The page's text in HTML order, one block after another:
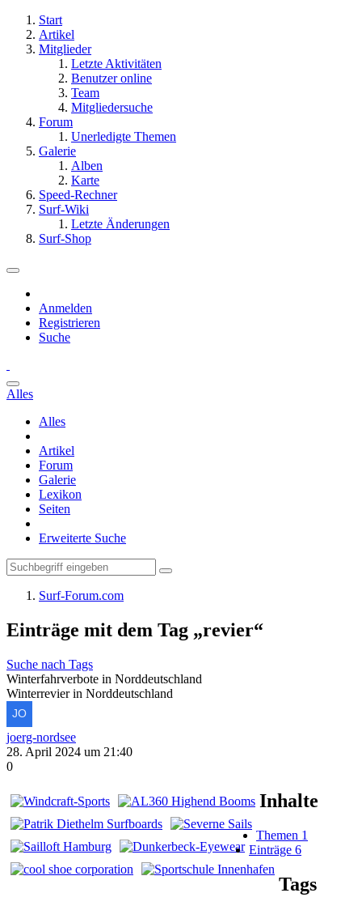
Start
Artikel
Mitglieder
Letzte Aktivitäten
Benutzer online
Team
Mitgliedersuche
Forum
Unerledigte Themen
Galerie
Alben
Karte
Speed-Rechner
Surf-Wiki
Letzte Änderungen
Surf-Shop
Anmelden
Registrieren
Suche
Alles
Alles
Artikel
Forum
Galerie
Lexikon
Seiten
Erweiterte Suche
Surf-Forum.com
Einträge mit dem Tag „revier“
Suche nach Tags
Winterfahrverbote in Norddeutschland
Winterrevier in Norddeutschland
joerg-nordsee
28. April 2024 um 21:40
0
Inhalte
Themen 1
Einträge 6
Tags